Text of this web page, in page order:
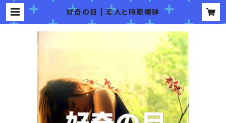
好奇の目 | 恋人と時限爆弾